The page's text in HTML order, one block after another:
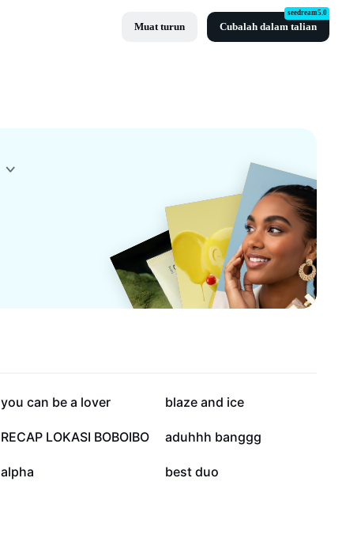
Muat turun Cubalah dalam talian
seedream5.0
5K
you can be a lover 4.7K
blaze and ice
1.1K
RECAP LOKASI BOBOIBO 807
aduhhh banggg
132
alpha 110
best duo